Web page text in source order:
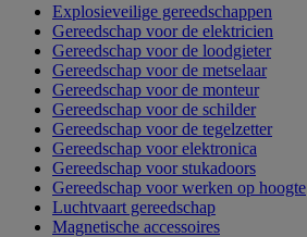
Explosieveilige gereedschappen
Gereedschap voor de elektricien
Gereedschap voor de loodgieter
Gereedschap voor de metselaar
Gereedschap voor de monteur
Gereedschap voor de schilder
Gereedschap voor de tegelzetter
Gereedschap voor elektronica
Gereedschap voor stukadoors
Gereedschap voor werken op hoogte
Luchtvaart gereedschap
Magnetische accessoires